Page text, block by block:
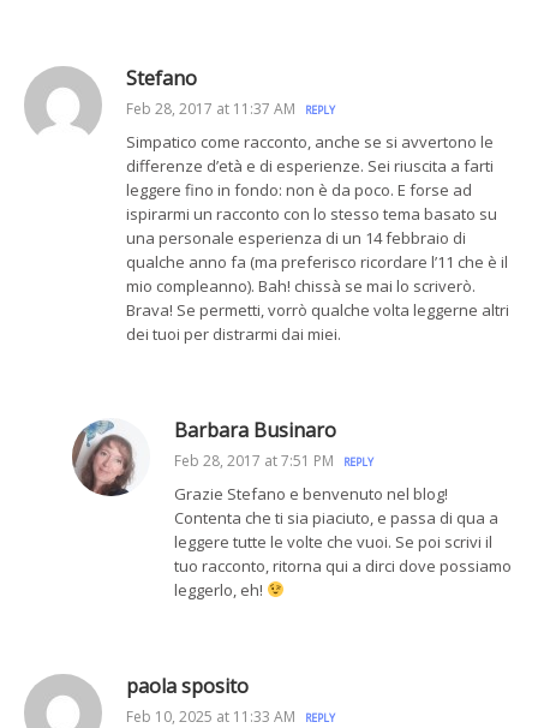
Stefano
Feb 28, 2017 at 11:37 AM REPLY
Simpatico come racconto, anche se si avvertono le
differenze d’età e di esperienze. Sei riuscita a farti
leggere fino in fondo: non è da poco. E forse ad
ispirarmi un racconto con lo stesso tema basato su
una personale esperienza di un 14 febbraio di
qualche anno fa (ma preferisco ricordare l’11 che è il
mio compleanno). Bah! chissà se mai lo scriverò.
Brava! Se permetti, vorrò qualche volta leggerne altri
dei tuoi per distrarmi dai miei.
Barbara Businaro
Feb 28, 2017 at 7:51 PM REPLY
Grazie Stefano e benvenuto nel blog!
Contenta che ti sia piaciuto, e passa di qua a
leggere tutte le volte che vuoi. Se poi scrivi il
tuo racconto, ritorna qui a dirci dove possiamo
leggerlo, eh!
paola sposito
Feb 10, 2025 at 11:33 AM REPLY